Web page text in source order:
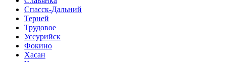
Спасск-Дальний
Терней
Трудовое
Уссурийск
Фокино
Хасан